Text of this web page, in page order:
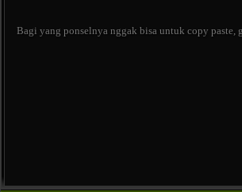
Bagi yang ponselnya nggak bisa untuk copy paste,